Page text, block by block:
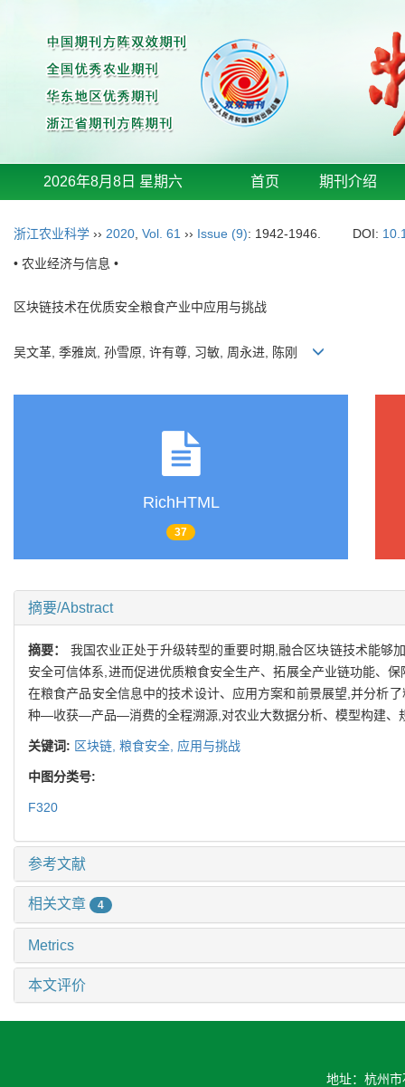
2026年8月8日 星期六 首页 期刊介绍
浙江农业科学 ›› 2020 Vol. 61 ›› Issue (9): 1942-1946. DOI:
• 农业经济与信息 •
区块链技术在优质安全粮食产业中应用与挑战
吴文革, 季雅岚, 孙雪原, 许有尊, 习敏, 周永进, 陈刚
RichHTML
37
摘要/Abstract
摘要： 我国农业正处于升级转型的重要时期,融合区块链技术能
安全可信体系,进而促进优质粮食安全生产、拓展全产业链功能、
在粮食产品安全信息中的技术设计、应用方案和前景展望,并分析
种—收获—产品—消费的全程溯源,对农业大数据分析、模型构建、
关键词: 区块链, 粮食安全, 应用与挑战
中图分类号:
F320
参考文献
相关文章 4
Metrics
本文评价
地址：杭州